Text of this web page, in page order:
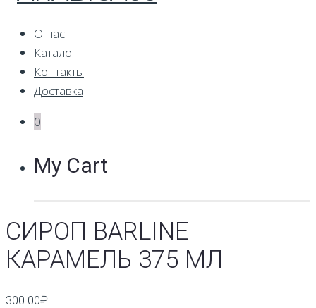
О нас
Каталог
Контакты
Доставка
0
My Cart
СИРОП BARLINE
КАРАМЕЛЬ 375 МЛ
300.00₽